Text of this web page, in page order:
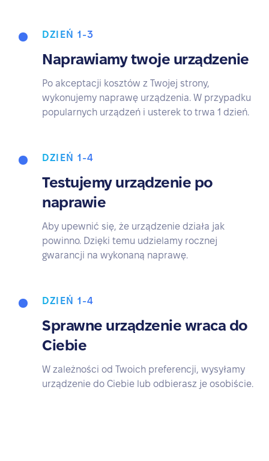
DZIEŃ 1-3
Naprawiamy twoje urządzenie
Po akceptacji kosztów z Twojej strony,
wykonujemy naprawę urządzenia. W przypadku
popularnych urządzeń i usterek to trwa 1 dzień.
DZIEŃ 1-4
Testujemy urządzenie po
naprawie
Aby upewnić się, że urządzenie działa jak
powinno. Dzięki temu udzielamy rocznej
gwarancji na wykonaną naprawę.
DZIEŃ 1-4
Sprawne urządzenie wraca do
Ciebie
W zależności od Twoich preferencji, wysyłamy
urządzenie do Ciebie lub odbierasz je osobiście.